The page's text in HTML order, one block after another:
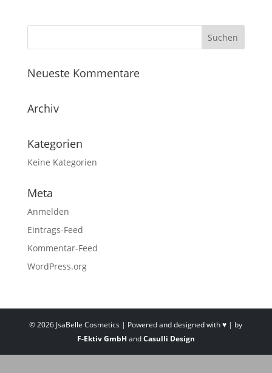
Neueste Kommentare
Archiv
Kategorien
Keine Kategorien
Meta
Anmelden
Eintrags-Feed
Kommentar-Feed
WordPress.org
©2026 JsaBelle Cosmetics | Powered and designed with ♥ | by
F-Ektiv GmbH andCasulli Design